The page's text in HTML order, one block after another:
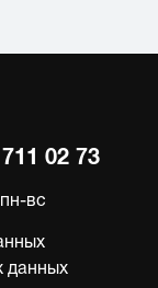
02 73
вс
данных